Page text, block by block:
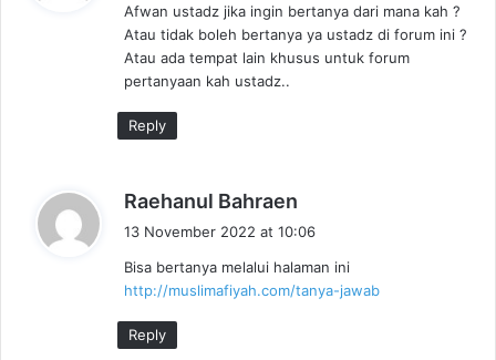
s
:
Afwan ustadz jika ingin bertanya dari mana kah ?
Atau tidak boleh bertanya ya ustadz di forum ini ?
Atau ada tempat lain khusus untuk forum
pertanyaan kah ustadz..
Reply
Raehanul Bahraen
s
:
13 November 2022 at 10:06
Bisa bertanya melalui halaman ini
http://muslimafiyah.com/tanya-jawab
Reply